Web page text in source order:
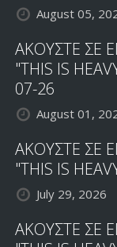
August 05,
ΑΚΟΥΣΤΕ ΣΕ
"THIS IS
07-26
August 01,
ΑΚΟΥΣΤΕ ΣΕ
"THIS IS
July 29, 2026
ΑΚΟΥΣΤΕ ΣΕ